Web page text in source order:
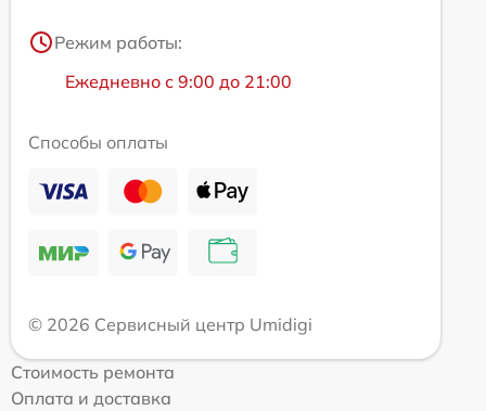
Режим работы:
Ежедневно с 9:00 до 21:00
Способы оплаты
© 2026 Сервисный центр Umidigi
Стоимость ремонта
Оплата и доставка